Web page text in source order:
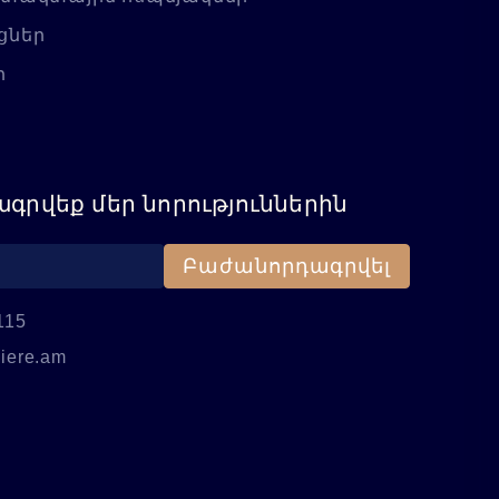
մեր նորություններին
Բաժանորդագրվել